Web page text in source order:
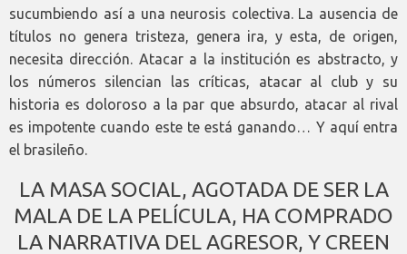
sucumbiendo así a una neurosis colectiva. La ausencia de
títulos no genera tristeza, genera ira, y esta, de origen,
necesita dirección. Atacar a la institución es abstracto, y
los números silencian las críticas, atacar al club y su
historia es doloroso a la par que absurdo, atacar al rival
es impotente cuando este te está ganando… Y aquí entra
el brasileño.
LA MASA SOCIAL, AGOTADA DE SER LA
MALA DE LA PELÍCULA, HA COMPRADO
LA NARRATIVA DEL AGRESOR, Y CREEN